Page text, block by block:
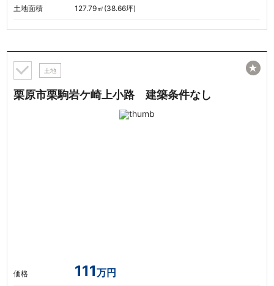
土地面積 127.79㎡(38.66坪)
土地
栗原市栗駒岩ケ崎上小路 建築条件なし
価格 111万円
★